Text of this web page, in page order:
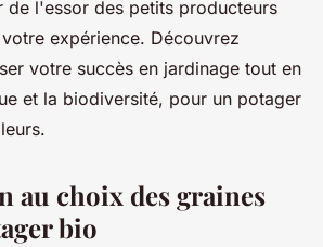
de l'essor des petits producteurs
expérience. Découvrez
votre succès en jardinage tout en
et la biodiversité, pour un potager
au choix des graines
bio